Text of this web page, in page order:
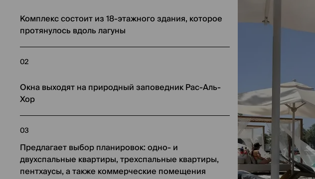
Комплекс состоит из 18-этажного здания, которое
протянулось вдоль лагуны
02
Окна выходят на природный заповедник Рас-Аль-
Хор
03
Предлагает выбор планировок: одно- и
двухспальные квартиры, трехспальные квартиры,
пентхаусы, а также коммерческие помещения